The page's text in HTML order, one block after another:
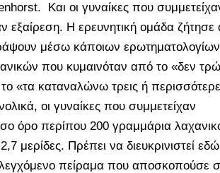
Και οι γυναίκες που
εξαίρεση. Η ερευνητική ομάδα
μέσω κάποιων
που κυμαινόταν από το «δεν
«τα καταναλώνω τρεις ή
οι γυναίκες που συμμετείχαν
όρο περίπου 200 γραμμάρια
μερίδες. Πρέπει να διευκρινιστεί εδώ
πείραμα που αποσκοπούσε